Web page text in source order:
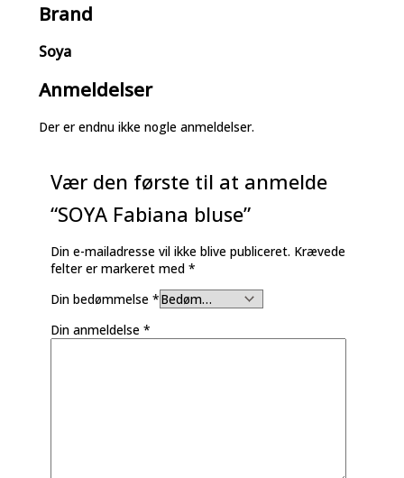
Brand
Soya
Anmeldelser
Der er endnu ikke nogle anmeldelser.
Vær den første til at anmelde
“SOYA Fabiana bluse”
Din e-mailadresse vil ikke blive publiceret. Krævede
felter er markeret med*
Din bedømmelse*
Din anmeldelse*